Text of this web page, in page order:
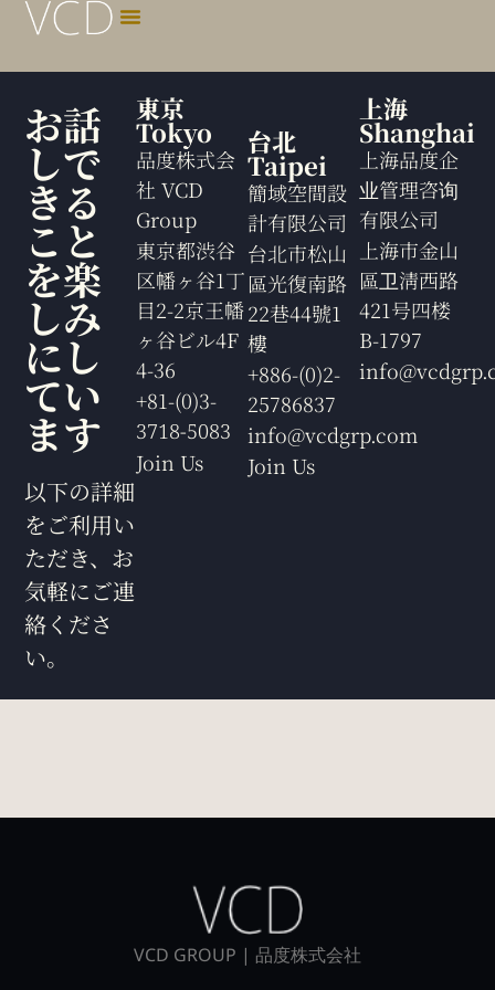
お話
しで
きる
こと
を楽
しみ
にし
てい
ます
以下の詳細
をご利用い
ただき、お
気軽にご連
絡くださ
い。
東京
Tokyo
品度株式会
社 VCD
Group
東京都渋谷
区幡ヶ谷1丁
目2-2京王幡
ヶ谷ビル4F
4-36
+81-(0)3-
3718-5083
Join Us
台北
Taipei
簡域空間設
計有限公司
台北市松山
區光復南路
22巷44號1
樓
+886-(0)2-
25786837
info@vcdgrp.com
Join Us
上海
Shanghai
上海品度企
业管理咨询
有限公司
上海市金山
區卫淸西路
421号四楼
B-1797
VCD GROUP | 品度株式会社